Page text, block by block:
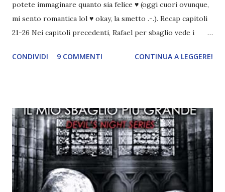
potete immaginare quanto sia felice ♥ (oggi cuori ovunque,
mi sento romantica lol ♥ okay, la smetto .-.). Recap capitoli
21-26 Nei capitoli precedenti, Rafael per sbaglio vede i
incontrano e Hesediel mostra loro come combattere i puri.
angelo puro, Elemiah. Ma, a differenza di cosa pensano,
l'angelo non ha intenzione di fare una strage, piuttosto è lì
per avvertili che Mikael non è più "l'angelo puro" che
credono e che potrebbe aver ucciso altri mezzi angeli, tipo
Rafael. A quelle parole, Haniel seguito da altri ibridi, si reca
nell'appartamento, senza risultati. Infine cercano nella
CONDIVIDI 9 COMMENTI CONTINUA A LEGGERE!